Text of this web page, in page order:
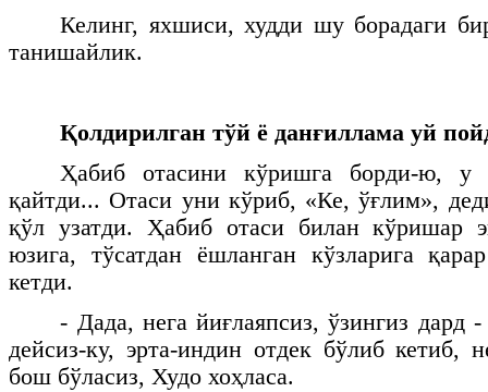
Келинг, яхшиси, худди шу борадаги
танишайлик.
Қолдирилган тўй ё данғиллама уй
Ҳабиб отасини кўришга борди-ю, у
қайтди... Отаси уни кўриб, «Ке, ўғлим»,
қўл узатди. Ҳабиб отаси билан кўришар
юзига, тўсатдан ёшланган кўзларига
кетди.
- Дада, нега йиғлаяпсиз, ўзингиз дард
дейсиз-ку, эрта-индин отдек бўлиб кетиб,
бош бўласиз, Худо хоҳласа.